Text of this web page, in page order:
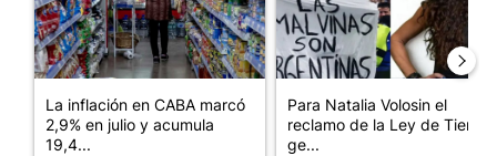
La inflación en CABA marcó
2,9% en julio y acumula
19,4...
Para Natalia Volosin el
reclamo de la Ley de Tierras
ge...